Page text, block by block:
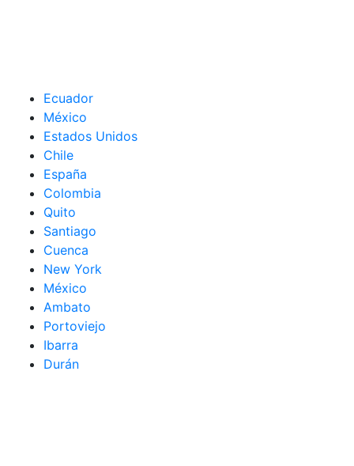
Ecuador
México
Estados Unidos
Chile
España
Colombia
Quito
Santiago
Cuenca
New York
México
Ambato
Portoviejo
Ibarra
Durán